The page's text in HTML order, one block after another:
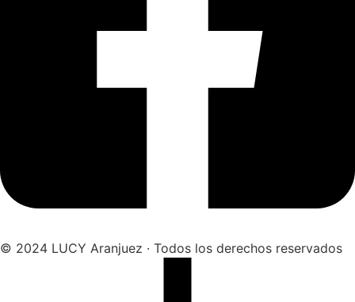
© 2024 LUCY Aranjuez · Todos los derechos reservados